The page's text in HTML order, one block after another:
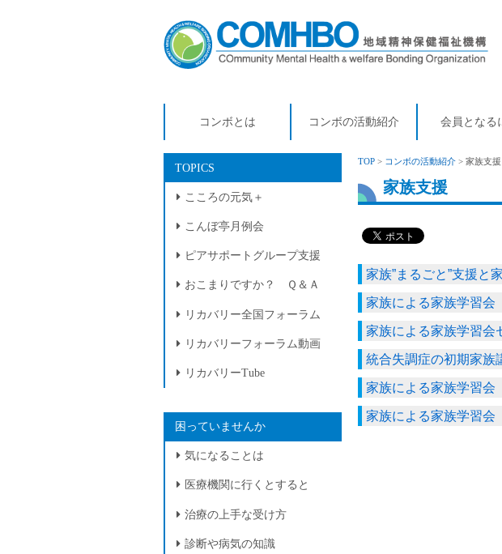
コンボとは コンボの活動紹介 会員となる
TOPICS
こころの元気＋
こんぼ亭月例会
ピアサポートグループ支援
おこまりですか？ Ｑ＆Ａ
リカバリー全国フォーラム
リカバリーフォーラム動画
リカバリーTube
困っていませんか
気になることは
医療機関に行くとすると
治療の上手な受け方
診断や病気の知識
TOP> コンボの活動紹介> 家族支援
家族支援
家族”まるごと”支援と
家族による家族学習会
家族による家族学習会
統合失調症の初期家族
家族による家族学習会
家族による家族学習会